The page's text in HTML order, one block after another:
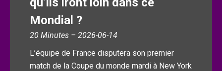
Mondial ?
20 Minutes – 2026-06-14
L’équipe de France disputera son premier
match de la Coupe du monde mardi à New York